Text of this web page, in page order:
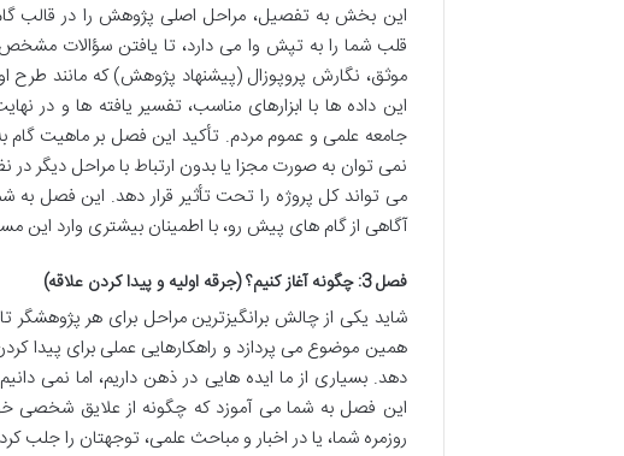
این بخش به تفصیل، مراحل اصلی پژوهش را در قالب
قلب شما را به تپش وا می دارد، تا یافتن سؤالات
موثق، نگارش پروپوزال (پیشنهاد پژوهش) که مانند طرح
این داده ها با ابزارهای مناسب، تفسیر یافته ها و در
جامعه علمی و عموم مردم. تأکید این فصل بر ماهیت
نمی توان به صورت مجزا یا بدون ارتباط با مراحل دیگر
می تواند کل پروژه را تحت تأثیر قرار دهد. این فصل به
آگاهی از گام های پیش رو، با اطمینان بیشتری وارد این
فصل 3: چگونه آغاز کنیم؟ (جرقه اولیه و پیدا کردن علاقه)
شاید یکی از چالش برانگیزترین مراحل برای هر پژوهشگر
همین موضوع می پردازد و راهکارهایی عملی برای پیدا
دهد. بسیاری از ما ایده هایی در ذهن داریم، اما نمی
این فصل به شما می آموزد که چگونه از علایق شخصی
روزمره شما، یا در اخبار و مباحث علمی، توجهتان را جلب